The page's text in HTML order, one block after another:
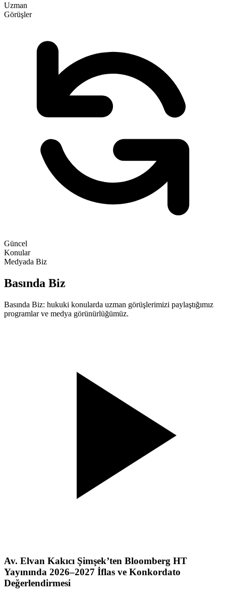
Uzman
Görüşler
Güncel
Konular
Medyada Biz
Basında Biz
Basında Biz: hukuki konularda uzman görüşlerimizi paylaştığımız
programlar ve medya görünürlüğümüz.
Av. Elvan Kakıcı Şimşek’ten Bloomberg HT
Yayınında 2026–2027 İflas ve Konkordato
Değerlendirmesi